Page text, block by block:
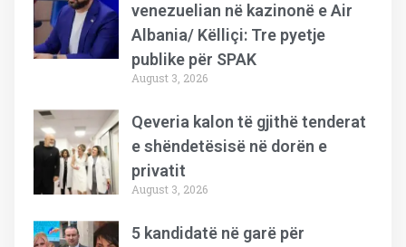
venezuelian në kazinonë e Air
Albania/ Këlliçi: Tre pyetje
publike për SPAK
August 3, 2026
Qeveria kalon të gjithë tenderat
e shëndetësisë në dorën e
privatit
August 3, 2026
5 kandidatë në garë për